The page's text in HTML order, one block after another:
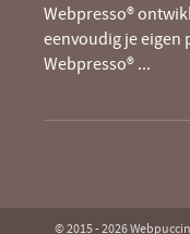
Webpresso®
eenvoudig je eigen
Webpresso® ...
© 2015 - 2026